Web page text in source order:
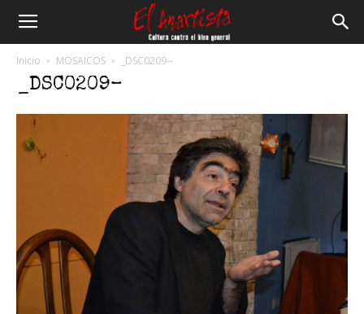
Anartista
Inicio MOSAICOS _DSC0209--
_DSC0209–